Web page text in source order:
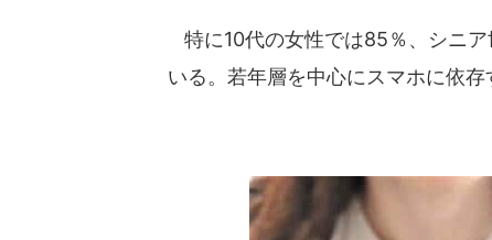
特に10代の女性では85％、シニ
いる。若年層を中心にスマホに依存